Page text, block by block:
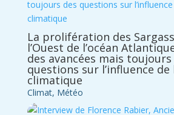
La prolifération des
l’Ouest de l’océan
des avancées mais toujours
questions sur l’influence
climatique
Climat, Météo